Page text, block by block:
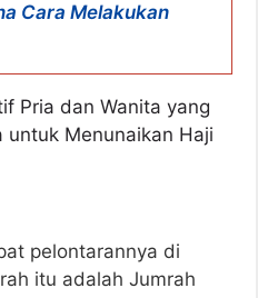
Cara Melakukan
Pria dan Wanita yang
untuk Menunaikan Haji
pelontarannya di
itu adalah Jumrah